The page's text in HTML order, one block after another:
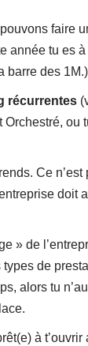
faire
année tu es
barre des 1M.)
récurrentes
ou
Ce
doit
» de
de
alors tu
à